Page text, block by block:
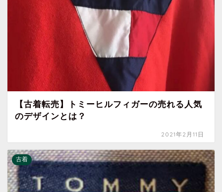
【古着転売】トミーヒルフィガーの売れる人気
のデザインとは？
2021年2月11日
古着